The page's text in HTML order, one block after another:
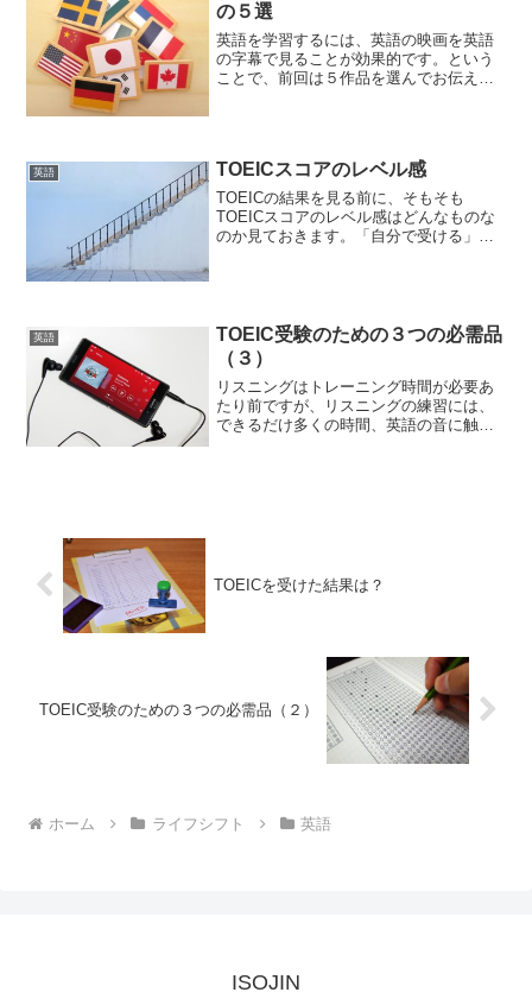
の５選
英語を学習するには、英語の映画を英語
の字幕で見ることが効果的です。という
ことで、前回は５作品を選んでお伝えし
英語 TOEICスコアのレベル感
TOEICの結果を見る前に、そもそも
TOEICスコアのレベル感はどんなものな
のか見ておきます。「自分で受ける」と
英語
TOEIC受験のための３つの必需品
（３）
リスニングはトレーニング時間が必要あ
たり前ですが、リスニングの練習には、
できるだけ多くの時間、英語の音に触れ
TOEICを受けた結果は？
TOEIC受験のための３つの必需品（２）
ホーム ライフシフト 英語
ISOJIN